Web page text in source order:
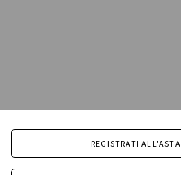
REGISTRATI ALL'ASTA